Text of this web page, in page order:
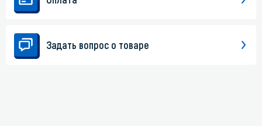
Задать вопрос о товаре